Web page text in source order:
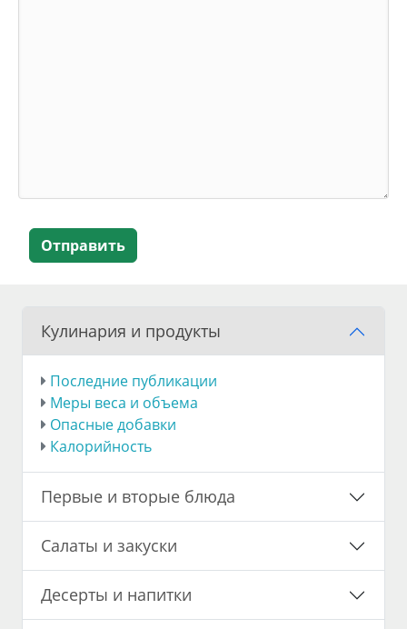
Отправить
Кулинария и продукты
Последние публикации
Меры веса и объема
Опасные добавки
Калорийность
Первые и вторые блюда
Салаты и закуски
Десерты и напитки